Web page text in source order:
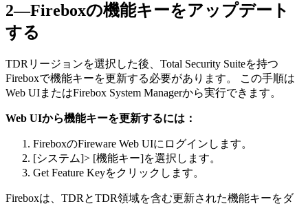
2―Fireboxの機能キーをアップデート
する
TDRリージョンを選択した後、Total Security Suiteを持つ
Fireboxで機能キーを更新する必要があります。 この手順は
Web UIまたはFirebox System Managerから実行できます。
Web UIから機能キーを更新するには：
FireboxのFireware Web UIにログインします。
[システム]> [機能キー]を選択します。
Get Feature Keyをクリックします。
Fireboxは、TDRとTDR領域を含む更新された機能キーをダ